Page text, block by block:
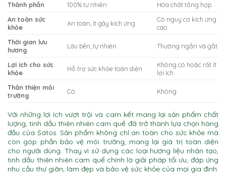
Thành phần
100% tự nhiên
Hóa chất tổng hợp
An toàn sức
khỏe
An toàn, ít gây kích ứng
Có nguy cơ kích ứng
cao
Thời gian lưu
hương
Lâu bền, tự nhiên Thường ngắn và gắt
Lợi ích cho sức
khỏe
Hỗ trợ sức khỏe toàn diện
Không có hoặc rất ít
lợi ích
Thân thiện môi
trường
Có Không
Với những lợi ích vượt trội và cam kết mang lại sản phẩm chất
lượng, tinh dầu thiên nhiên cam quế đã trở thành lựa chọn hàng
đầu của Satos. Sản phẩm không chỉ an toàn cho sức khỏe mà
còn góp phần bảo vệ môi trường, mang lại giá trị toàn diện
cho người dùng. Thay vì sử dụng các loại hương liệu nhân tạo,
tinh dầu thiên nhiên cam quế chính là giải pháp tối ưu, đáp ứng
nhu cầu thư giãn, làm đẹp và bảo vệ sức khỏe của mọi gia đình.